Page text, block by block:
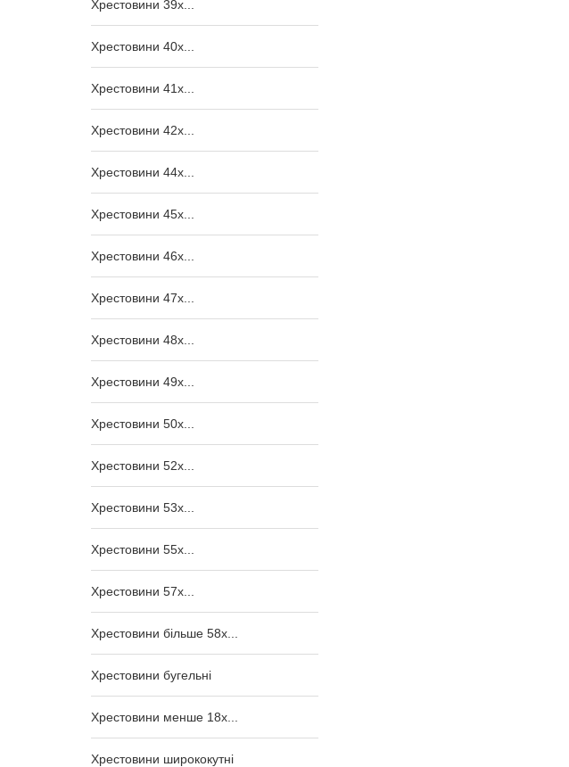
Хрестовини 39x...
Хрестовини 40x...
Хрестовини 41x...
Хрестовини 42x...
Хрестовини 44x...
Хрестовини 45x...
Хрестовини 46x...
Хрестовини 47x...
Хрестовини 48x...
Хрестовини 49x...
Хрестовини 50x...
Хрестовини 52x...
Хрестовини 53x...
Хрестовини 55x...
Хрестовини 57x...
Хрестовини більше 58x...
Хрестовини бугельні
Хрестовини менше 18x...
Хрестовини ширококутні